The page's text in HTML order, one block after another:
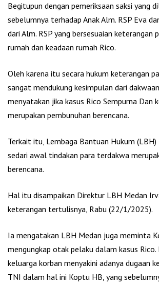
Begitupun dengan pemeriksaan saksi yang
sebelumnya terhadap Anak Alm. RSP Eva
dari Alm. RSP yang bersesuaian keterangan
rumah dan keadaan rumah Rico.
Oleh karena itu secara hukum keterangan
sangat mendukung kesimpulan dari
menyatakan jika kasus Rico Sempurna Dan
merupakan pembunuhan berencana.
Terkait itu, Lembaga Bantuan Hukum (LBH)
sedari awal tindakan para terdakwa
berencana.
Hal itu disampaikan Direktur LBH Medan
keterangan tertulisnya, Rabu (22/1/2025).
Ia mengatakan LBH Medan juga meminta
mengungkap otak pelaku dalam kasus Rico.
keluarga korban menyakini adanya dugaan
TNI dalam hal ini Koptu HB, yang